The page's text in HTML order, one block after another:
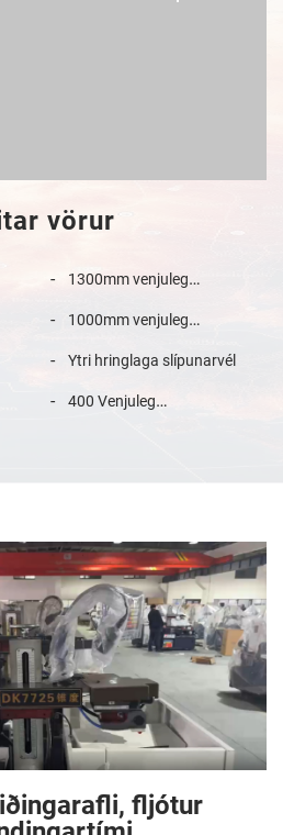
vörur
1300mm venjuleg
1000mm venjuleg
Ytri hringlaga slípunarvél
400 Venjuleg
fljótur